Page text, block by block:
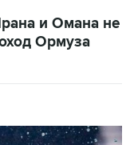
и Омана не
Ормуза